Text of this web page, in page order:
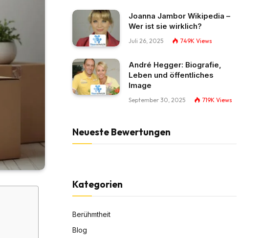
Joanna Jambor Wikipedia –
Wer ist sie wirklich?
Juli 26, 2025 749K Views
André Hegger: Biografie,
Leben und öffentliches
Image
September 30, 2025 719K Views
Neueste Bewertungen
Kategorien
Berühmtheit
Blog